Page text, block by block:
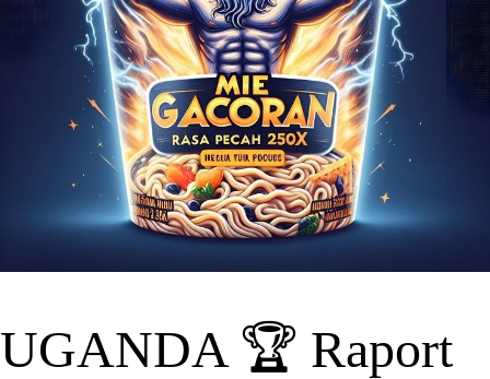
UGANDA 🏆 Raport